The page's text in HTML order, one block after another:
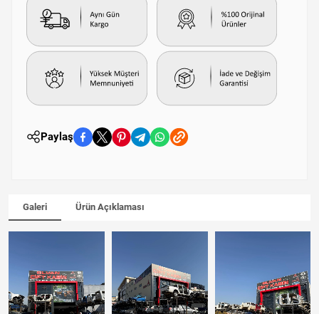
Paylaş
Galeri Ürün Açıklaması